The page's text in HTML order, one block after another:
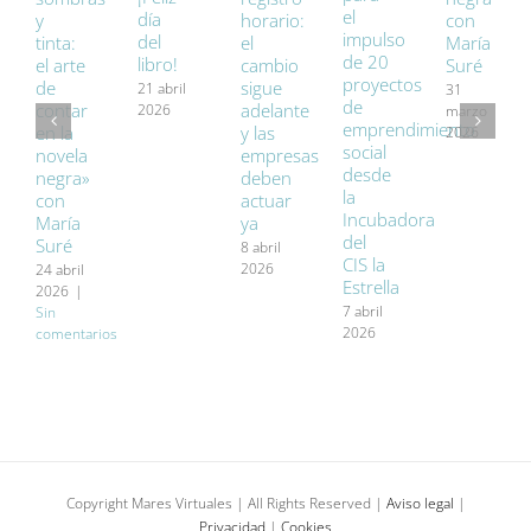
y
tinta:
el arte
de
contar
en la
novela
negra»
con
María
Suré
24 abril
2026 |
Sin
comentarios
día
del
libro!
21 abril
2026
horario:
el
cambio
sigue
adelante
y las
empresas
deben
actuar
ya
8 abril
2026
el
impulso
de 20
proyectos
de
emprendimiento
social
desde
la
Incubadora
del
CIS la
Estrella
7 abril
2026
con
María
Suré
31
marzo
2026
Copyright Mares Virtuales | All Rights Reserved | Aviso legal |